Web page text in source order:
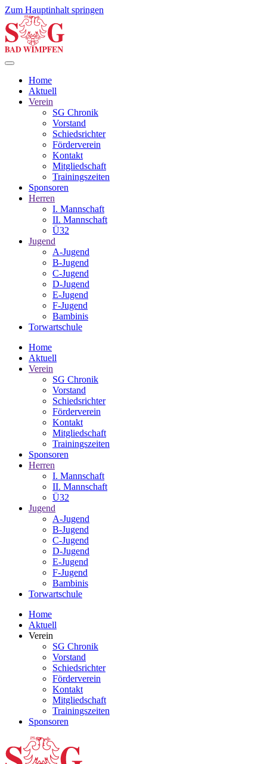
Zum Hauptinhalt springen
Home
Aktuell
Verein
SG Chronik
Vorstand
Schiedsrichter
Förderverein
Kontakt
Mitgliedschaft
Trainingszeiten
Sponsoren
Herren
I. Mannschaft
II. Mannschaft
Ü32
Jugend
A-Jugend
B-Jugend
C-Jugend
D-Jugend
E-Jugend
F-Jugend
Bambinis
Torwartschule
Home
Aktuell
Verein
SG Chronik
Vorstand
Schiedsrichter
Förderverein
Kontakt
Mitgliedschaft
Trainingszeiten
Sponsoren
Herren
I. Mannschaft
II. Mannschaft
Ü32
Jugend
A-Jugend
B-Jugend
C-Jugend
D-Jugend
E-Jugend
F-Jugend
Bambinis
Torwartschule
Home
Aktuell
Verein
SG Chronik
Vorstand
Schiedsrichter
Förderverein
Kontakt
Mitgliedschaft
Trainingszeiten
Sponsoren